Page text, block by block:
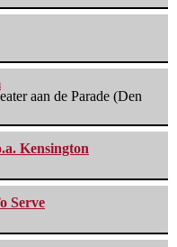
aan de Parade (Den
Kensington
Serve